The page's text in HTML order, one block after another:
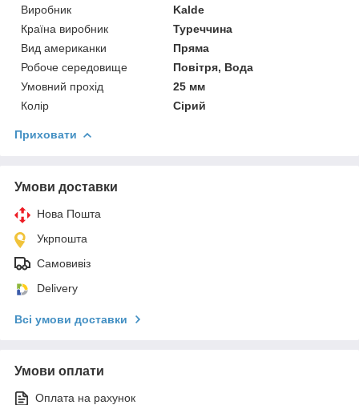
Виробник
Kalde
Країна виробник
Туреччина
Вид американки
Пряма
Робоче середовище
Повітря, Вода
Умовний прохід
25 мм
Колір
Сірий
Приховати
Умови доставки
Нова Пошта
Укрпошта
Самовивіз
Delivery
Всі умови доставки
Умови оплати
Оплата на рахунок